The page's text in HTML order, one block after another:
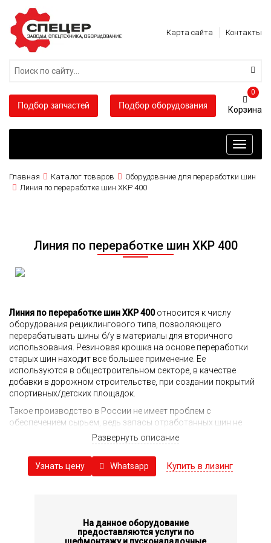
Карта сайта Контакты
Подбор запчастей Подбор оборудования
0
Toggle
Главная Каталог товаров
Оборудование для переработки шин
Линия по переработке шин XKP 400
Линия по переработке шин XKP 400
Линия по переработке шин XKP 400относится к числу
оборудования рециклингового типа, позволяющего
перерабатывать шины б/у в материалы для вторичного
использования. Резиновая крошка на основе переработки
старых шин находит все большее применение. Ее
используются в общестроительном секторе, в качестве
добавки в дорожном строительстве, при создании покрытий
спортивных/детских площадок.
Такое производство в России не имеет проблем с
обеспечением сырьем, ведь запасы отработанных шин не
просто огромны, но и ежедневно пополняются. Несмотря на
сложность процесса переработки шин за счет наличия в них
различных материалов, производственная линия
обеспечивает такую возможность с достаточно высокой
экономической эффективностью.
размером частиц (порошкообразное состояние) или в виде
измельченного материала. На сегодня из такой крошки
Развернуть описание
Узнать цену Whatsapp Купить в лизинг
На данное оборудование
предоставляются услуги по
шефмонтажу и пусконаладочные